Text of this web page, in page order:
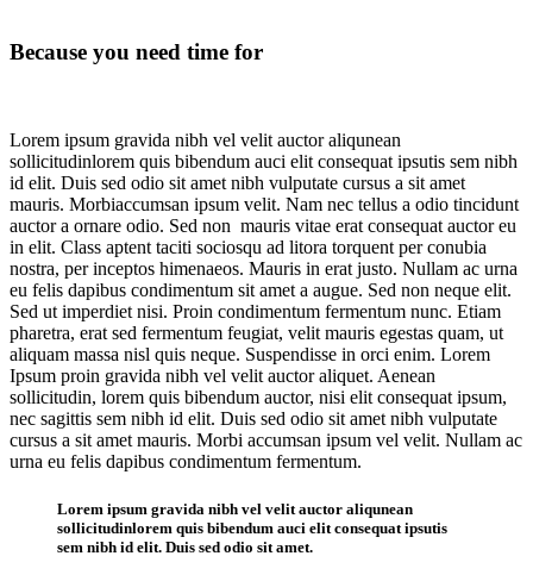
Because you need time for
Lorem ipsum gravida nibh vel velit auctor aliqunean
sollicitudinlorem quis bibendum auci elit consequat ipsutis sem nibh
id elit. Duis sed odio sit amet nibh vulputate cursus a sit amet
mauris. Morbiaccumsan ipsum velit. Nam nec tellus a odio tincidunt
auctor a ornare odio. Sed non mauris vitae erat consequat auctor eu
in elit. Class aptent taciti sociosqu ad litora torquent per conubia
nostra, per inceptos himenaeos. Mauris in erat justo. Nullam ac urna
eu felis dapibus condimentum sit amet a augue. Sed non neque elit.
Sed ut imperdiet nisi. Proin condimentum fermentum nunc. Etiam
pharetra, erat sed fermentum feugiat, velit mauris egestas quam, ut
aliquam massa nisl quis neque. Suspendisse in orci enim. Lorem
Ipsum proin gravida nibh vel velit auctor aliquet. Aenean
sollicitudin, lorem quis bibendum auctor, nisi elit consequat ipsum,
nec sagittis sem nibh id elit. Duis sed odio sit amet nibh vulputate
cursus a sit amet mauris. Morbi accumsan ipsum vel velit. Nullam ac
urna eu felis dapibus condimentum fermentum.
Lorem ipsum gravida nibh vel velit auctor aliqunean
sollicitudinlorem quis bibendum auci elit consequat ipsutis
sem nibh id elit. Duis sed odio sit amet.